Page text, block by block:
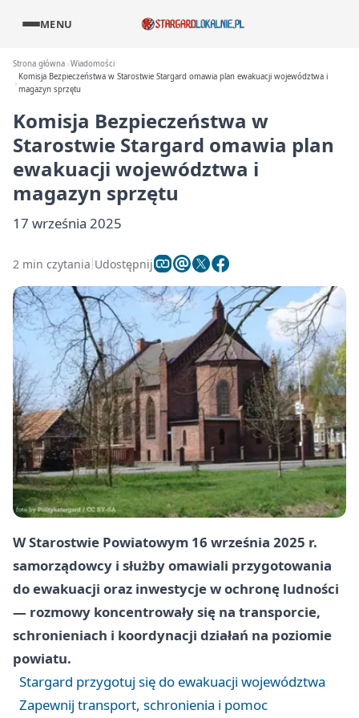
MENU
Strona główna Wiadomości
Komisja Bezpieczeństwa w Starostwie Stargard omawia plan ewakuacji województwa i
magazyn sprzętu
Komisja Bezpieczeństwa w
Starostwie Stargard omawia plan
ewakuacji województwa i
magazyn sprzętu
17 września 2025
2 min czytania Udostępnij
W Starostwie Powiatowym 16 września 2025 r.
samorządowcy i służby omawiali przygotowania
do ewakuacji oraz inwestycje w ochronę ludności
— rozmowy koncentrowały się na transporcie,
schronieniach i koordynacji działań na poziomie
powiatu.
Stargard przygotuj się do ewakuacji województwa
Zapewnij transport, schronienia i pomoc